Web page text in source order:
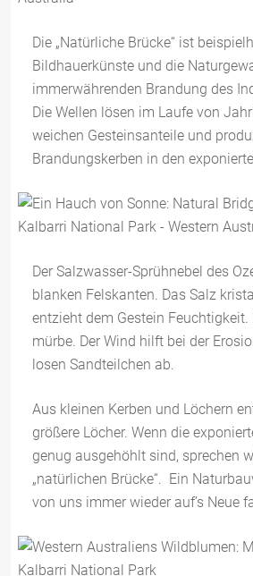
Die „Natürliche Brücke“ ist
Bildhauerkünste und die
immerwährenden Brandung des
Die Wellen lösen im Laufe von
weichen Gesteinsanteile und
Brandungskerben in den
Der Salzwasser-Sprühnebel des
blanken Felskanten. Das Salz
entzieht dem Gestein Feuchtigkeit.
mürbe. Der Wind hilft bei der
losen Sandteilchen ab.
Aus kleinen Kerben und Löchern
größere Löcher. Wenn die
genug ausgehöhlt sind, sprechen
„natürlichen Brücke“. Ein
von uns immer wieder auf’s Neue